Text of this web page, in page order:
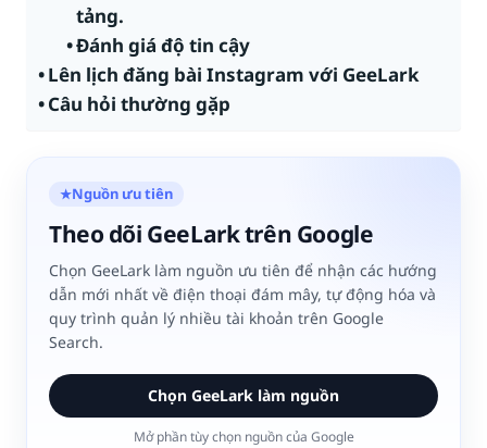
tảng.
Đánh giá độ tin cậy
Lên lịch đăng bài Instagram với GeeLark
Câu hỏi thường gặp
★Nguồn ưu tiên
Theo dõi GeeLark trên Google
Chọn GeeLark làm nguồn ưu tiên để nhận các hướng
dẫn mới nhất về điện thoại đám mây, tự động hóa và
quy trình quản lý nhiều tài khoản trên Google
Search.
Chọn GeeLark làm nguồn
Mở phần tùy chọn nguồn của Google